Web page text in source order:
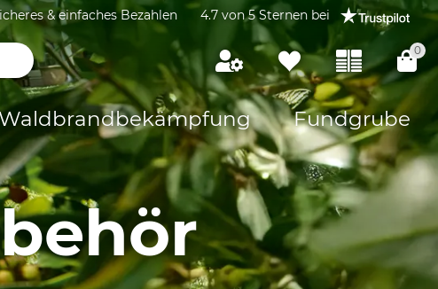
& einfaches Bezahlen 4.7 von 5 Sternen bei
0
Fundgrube